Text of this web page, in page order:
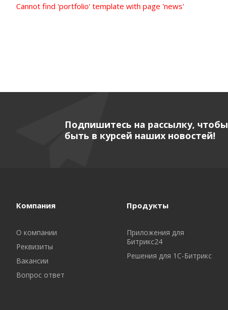
Cannot find 'portfolio' template with page 'news'
Подпишитесь на рассылку, чтобы
быть в курсей наших новостей!
Компания
О компании
Реквизиты
Вакансии
Вопрос ответ
Продукты
Приложения для
Битрикс24
Решения для 1С-Битрикс